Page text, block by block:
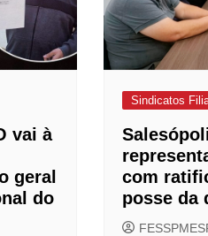
vai à
geral
do
Sindicatos
com
posse da